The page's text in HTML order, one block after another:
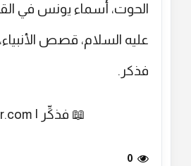
الحوت، أسماء يونس في
عليه السلام، قصص
فذكر.
📖 فذكِّر | fazker.com
0